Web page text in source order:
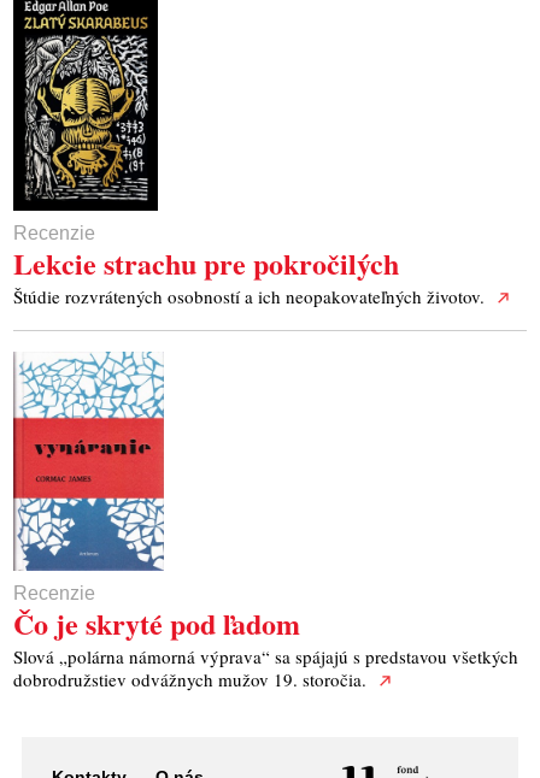
Recenzie
Lekcie strachu pre pokročilých
Štúdie rozvrátených osobností a ich neopakovateľných životov.
Recenzie
Čo je skryté pod ľadom
Slová „polárna námorná výprava“ sa spájajú s predstavou všetkých
dobrodružstiev odvážnych mužov 19. storočia.